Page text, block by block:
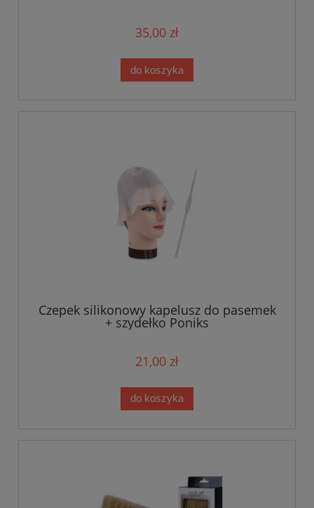
35,00 zł
do koszyka
Czepek silikonowy kapelusz do pasemek
+ szydełko Poniks
21,00 zł
do koszyka